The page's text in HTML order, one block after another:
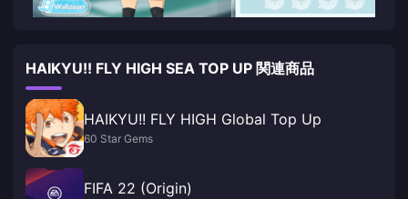
HAIKYU!! FLY HIGH SEA TOP UP 関連商品
HAIKYU!! FLY HIGH Global Top Up
60 Star Gems
FIFA 22 (Origin)